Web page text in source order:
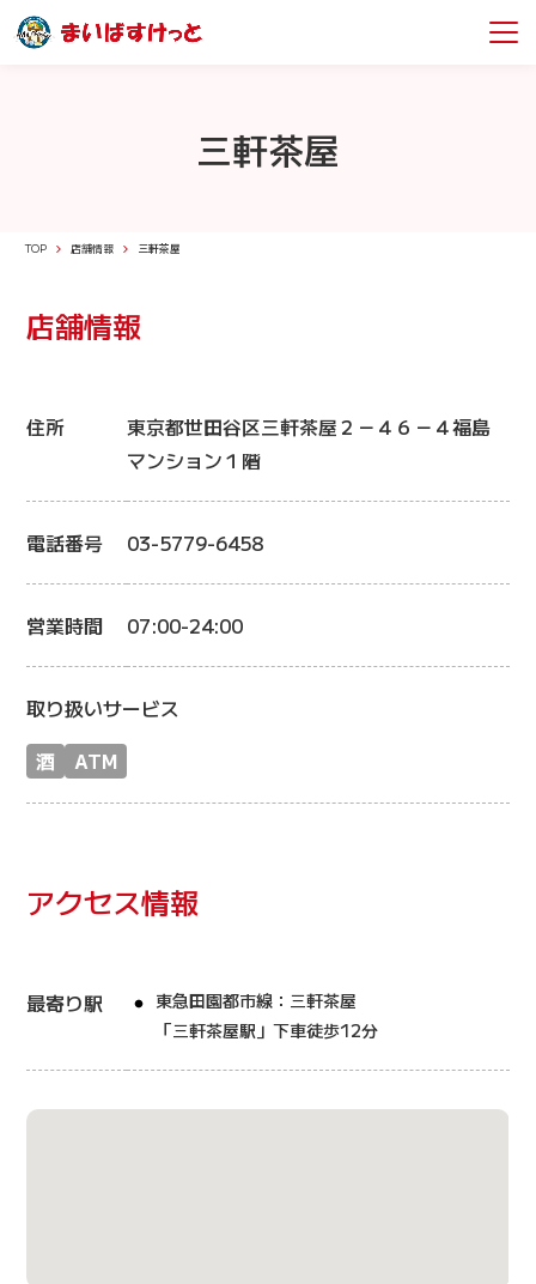
三軒茶屋
TOP 店舗情報 三軒茶屋
店舗情報
住所
東京都世田谷区三軒茶屋２－４６－４福島
マンション１階
電話番号 03-5779-6458
営業時間 07:00-24:00
取り扱いサービス
酒
ATM
アクセス情報
最寄り駅
東急田園都市線：三軒茶屋
「三軒茶屋駅」下車徒歩12分